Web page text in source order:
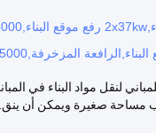
مساحة صغيرة ويمكن أن ينق...